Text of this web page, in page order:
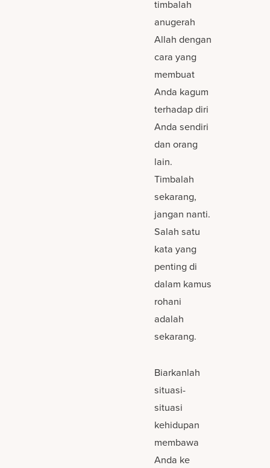
timbalah
anugerah
Allah dengan
cara yang
membuat
Anda kagum
terhadap diri
Anda sendiri
dan orang
lain.
Timbalah
sekarang,
jangan nanti.
Salah satu
kata yang
penting di
dalam kamus
rohani
adalah
sekarang.
Biarkanlah
situasi-
situasi
kehidupan
membawa
Anda ke